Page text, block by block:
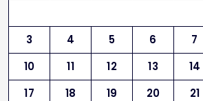
3
4 5 6 7
10
11 12 13 14
17
18 19 20 21